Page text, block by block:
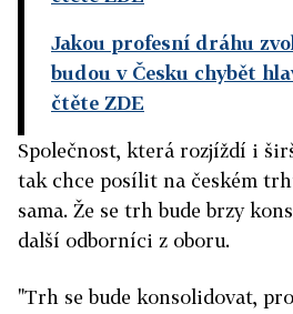
Jakou profesní dráhu
budou v Česku chybět
čtěte ZDE
Společnost, která rozjíždí i
tak chce posílit na českém
sama. Že se trh bude brzy
další odborníci z oboru.
"Trh se bude konsolidovat,